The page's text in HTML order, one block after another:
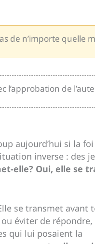
de n’importe quelle
l’approbation de
aujourd’hui si la
inverse : des
elle? Oui, elle se
se transmet avant
éviter de répondre,
qui lui posaient la